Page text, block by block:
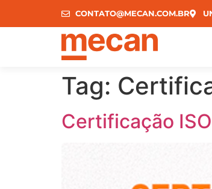
CONTATO@MECAN.COM.BR
Tag:
Certificação